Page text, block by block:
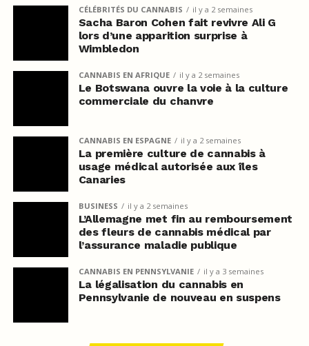
CÉLÉBRITÉS DU CANNABIS il y a 2 semaines
Sacha Baron Cohen fait revivre Ali G
lors d’une apparition surprise à
Wimbledon
CANNABIS EN AFRIQUE il y a 2 semaines
Le Botswana ouvre la voie à la culture
commerciale du chanvre
CANNABIS EN ESPAGNE il y a 2 semaines
La première culture de cannabis à
usage médical autorisée aux îles
Canaries
BUSINESS il y a 2 semaines
L’Allemagne met fin au remboursement
des fleurs de cannabis médical par
l’assurance maladie publique
CANNABIS EN PENNSYLVANIE il y a 3 semaines
La légalisation du cannabis en
Pennsylvanie de nouveau en suspens